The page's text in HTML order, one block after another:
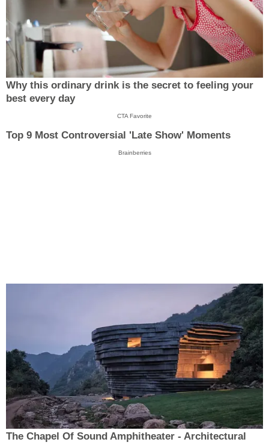
Why this ordinary drink is the secret to feeling your
best every day
CTA Favorite
Top 9 Most Controversial 'Late Show' Moments
Brainberries
The Chapel Of Sound Amphitheater - Architectural